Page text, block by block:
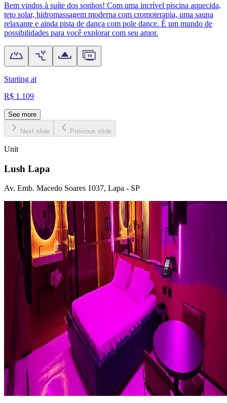
Bem vindos à suíte dos sonhos! Com uma incrível piscina aquecida,
teto solar, hidromassagem moderna com cromoterapia, uma sauna
relaxante e ainda pista de dança com pole dance. É um mundo de
possibilidades para você explorar com seu amor.
Starting at
R$ 1.109
See more
Next slide Previous slide
Unit
Lush Lapa
Av. Emb. Macedo Soares 1037, Lapa - SP